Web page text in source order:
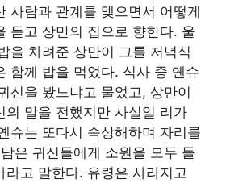
사람과 관계를 맺으면서 어떻게
듣고 상만의 집으로 향한다. 울
을 차려준 상만이 그를 저녁식
함께 밥을 먹었다. 식사 중 옌슈
신을 봤느냐고 물었고, 상만이
의 말을 전했지만 사실일 리가
슈는 또다시 속상해하며 자리를
은 귀신들에게 소원을 모두 들
라고 말한다. 유령은 사라지고